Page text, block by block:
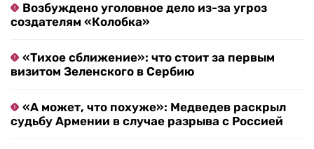
Возбуждено уголовное дело из-за угроз
создателям «Колобка»
«Тихое сближение»: что стоит за первым
визитом Зеленского в Сербию
«А может, что похуже»: Медведев раскрыл
судьбу Армении в случае разрыва с Россией